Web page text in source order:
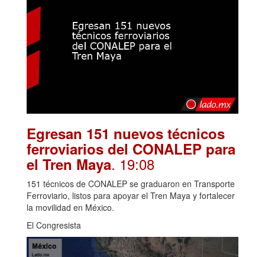
Egresan 151 nuevos técnicos
ferroviarios del CONALEP para
el Tren Maya. 19:08
151 técnicos de CONALEP se graduaron en Transporte
Ferroviario, listos para apoyar el Tren Maya y fortalecer
la movilidad en México.
El Congresista